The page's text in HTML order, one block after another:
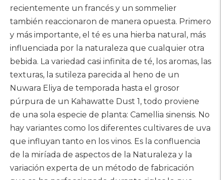
recientemente un francés y un sommelier
también reaccionaron de manera opuesta. Primero
y más importante, el té es una hierba natural, más
influenciada por la naturaleza que cualquier otra
bebida. La variedad casi infinita de té, los aromas, las
texturas, la sutileza parecida al heno de un
Nuwara Eliya de temporada hasta el grosor
púrpura de un Kahawatte Dust 1, todo proviene
de una sola especie de planta: Camellia sinensis. No
hay variantes como los diferentes cultivares de uva
que influyan tanto en los vinos. Es la confluencia
de la miríada de aspectos de la Naturaleza y la
variación experta de un método de fabricación